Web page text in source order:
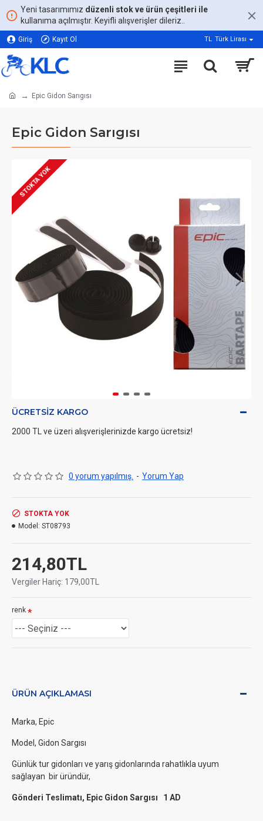
Yeni tasarımımız düzenli stok ve ürün çeşitleri ile
kullanıma açılmıştır. Keyifli alışverişler dileriz..
Giriş Kayıt Ol TL Türk Lirası
Epic Gidon Sarıgısı
Epic Gidon Sarıgısı
STOKTA YOK
ÜCRETSIZ KARGO
2000 TL ve üzeri alışverişlerinizde kargo ücretsiz!
0 yorum yapılmış. - Yorum Yap
214,80TL
Vergiler Hariç: 179,00TL
STOKTA YOK
Model: ST08793
renk
ÜRÜN AÇIKLAMASI
Marka, Epic
Model, Gidon Sargısı
Günlük tur gidonları ve yarış gidonlarında rahatlıkla uyum
sağlayan bir üründür,
Gönderi Teslimatı, Epic Gidon Sargısı 1 AD